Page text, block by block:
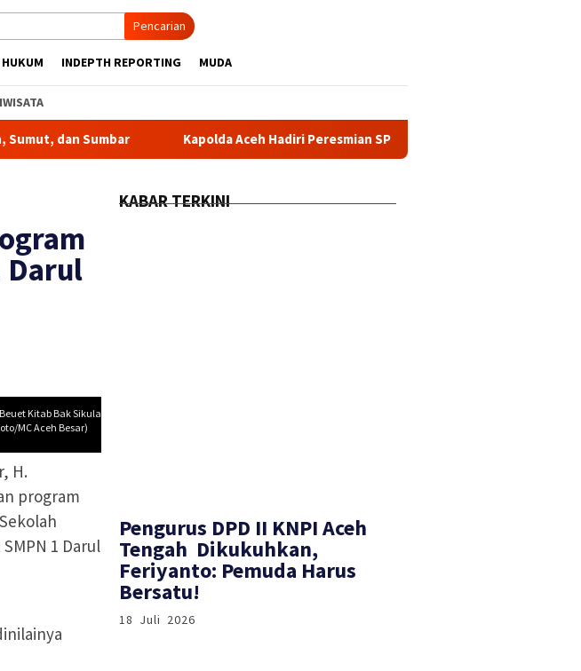
Pencarian
HUKUM INDEPTH REPORTING MUDA
Kapolda Aceh Hadiri Peresmian SPPG dan Gudang Ketahanan Pangan Polri oleh
Darul
Kitab Bak Sikula
MC Aceh Besar)
H.
program
1 Darul
KABAR TERKINI
‎Pengurus DPD II KNPI Aceh
Tengah Dikukuhkan,
Feriyanto: Pemuda Harus
Bersatu!
18 Juli 2026